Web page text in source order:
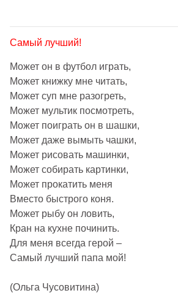
Самый лучший!
Может он в футбол играть,
Может книжку мне читать,
Может суп мне разогреть,
Может мультик посмотреть,
Может поиграть он в шашки,
Может даже вымыть чашки,
Может рисовать машинки,
Может собирать картинки,
Может прокатить меня
Вместо быстрого коня.
Может рыбу он ловить,
Кран на кухне починить.
Для меня всегда герой –
Самый лучший папа мой!
(Ольга Чусовитина)